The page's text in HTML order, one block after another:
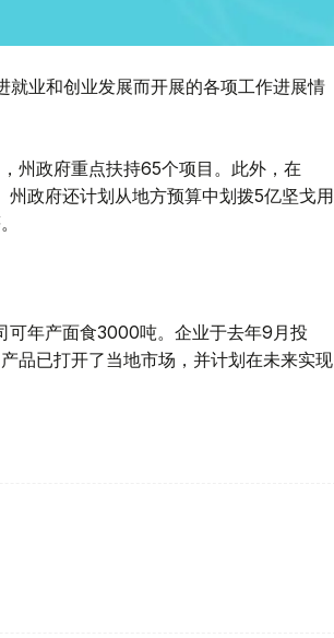
业和创业发展而开展的各项工作进展情
州政府重点扶持65个项目。此外，在
政府还计划从地方预算中划拨5亿坚戈用
年产面食3000吨。企业于去年9月投
品已打开了当地市场，并计划在未来实现